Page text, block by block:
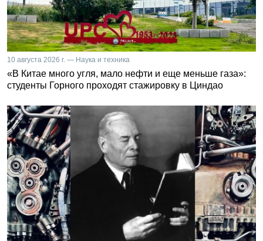
10 августа 2026 г. — Наука и техника
«В Китае много угля, мало нефти и еще меньше газа»:
студенты Горного проходят стажировку в Циндао